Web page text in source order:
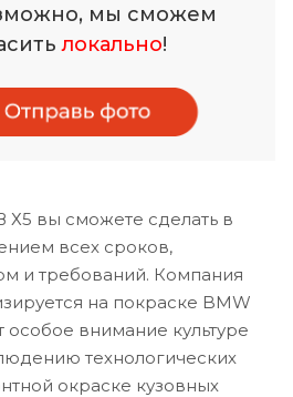
мы сможем
локально!
вы сможете сделать в
всех сроков,
и требований. Компания
на покраске BMW
особое внимание культуре
технологических
окраске кузовных